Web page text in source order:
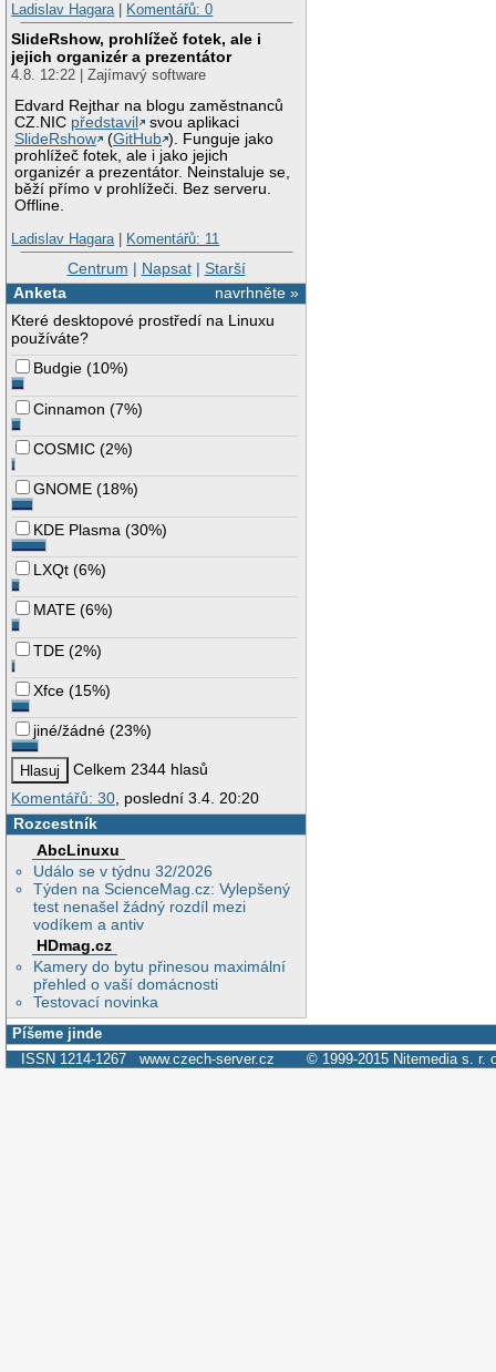
Ladislav Hagara| Komentářů: 0
SlideRshow, prohlížeč fotek, ale i
jejich organizér a prezentátor
4.8. 12:22 | Zajímavý software
Edvard Rejthar na blogu zaměstnanců
CZ.NIC představil
svou aplikaci
SlideRshow
(GitHub ). Funguje jako
prohlížeč fotek, ale i jako jejich
organizér a prezentátor. Neinstaluje se,
běží přímo v prohlížeči. Bez serveru.
Offline.
Ladislav Hagara| Komentářů: 11
Centrum | Napsat| Starší
navrhněte »
Anketa
Které desktopové prostředí na Linuxu
používáte?
Budgie (10%)
Cinnamon (7%)
COSMIC (2%)
GNOME (18%)
KDE Plasma (30%)
LXQt (6%)
MATE (6%)
TDE (2%)
Xfce (15%)
jiné/žádné (23%)
Celkem 2344 hlasů
Komentářů: 30 , poslední 3.4. 20:20
Rozcestník
AbcLinuxu
Událo se v týdnu 32/2026
Týden na ScienceMag.cz: Vylepšený
test nenašel žádný rozdíl mezi
vodíkem a antiv
HDmag.cz
Kamery do bytu přinesou maximální
přehled o vaší domácnosti
Testovací novinka
Píšeme jinde
ISSN 1214-1267 www.czech-server.cz © 1999-2015 Nitemedia s. r.